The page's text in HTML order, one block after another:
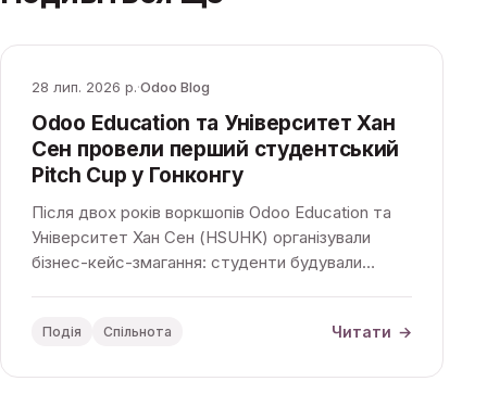
28 лип. 2026 р.·Odoo Blog
Odoo Education та Університет Хан
Сен провели перший студентський
Pitch Cup у Гонконгу
Після двох років воркшопів Odoo Education та
Університет Хан Сен (HSUHK) організували
бізнес-кейс-змагання: студенти будували
APAC.
Подія Спільнота Читати →